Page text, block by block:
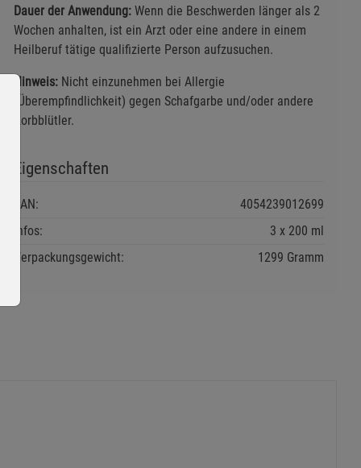
Dauer der Anwendung:Wenn die Beschwerden länger als 2
Wochen anhalten, ist ein Arzt oder eine andere in einem
Heilberuf tätige qualifizierte Person aufzusuchen.
Hinweis:Nicht einzunehmen bei Allergie
(Überempfindlichkeit) gegen Schafgarbe und/oder andere
Korbblütler.
Eigenschaften
EAN:
4054239012699
Infos:
3 x 200 ml
Verpackungsgewicht:
1299 Gramm